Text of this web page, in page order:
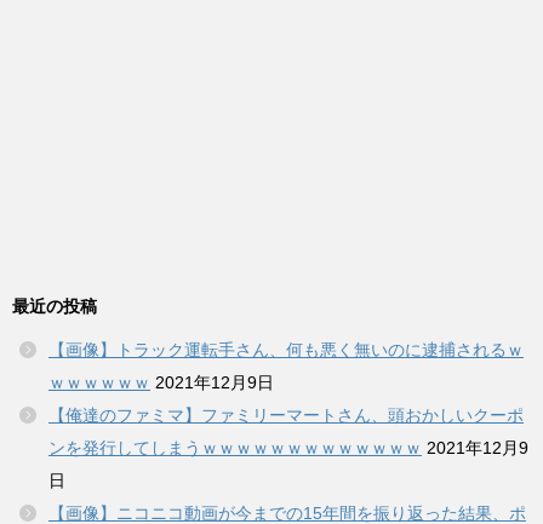
最近の投稿
【画像】トラック運転手さん、何も悪く無いのに逮捕されるｗ
ｗｗｗｗｗｗ 2021年12月9日
【俺達のファミマ】ファミリーマートさん、頭おかしいクーポ
ンを発行してしまうｗｗｗｗｗｗｗｗｗｗｗｗｗ 2021年12月9
日
【画像】ニコニコ動画が今までの15年間を振り返った結果、ポ